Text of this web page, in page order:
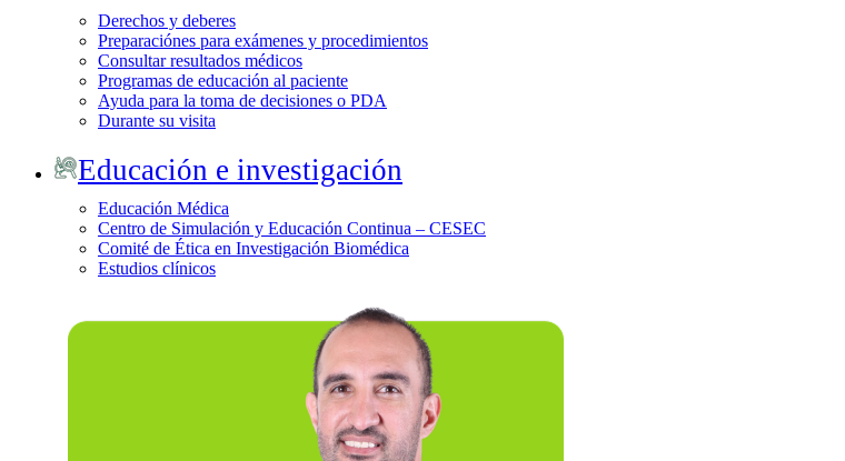
Derechos y deberes
Preparaciónes para exámenes y procedimientos
Consultar resultados médicos
Programas de educación al paciente
Ayuda para la toma de decisiones o PDA
Durante su visita
Educación e investigación
Educación Médica
Centro de Simulación y Educación Continua – CESEC
Comité de Ética en Investigación Biomédica
Estudios clínicos